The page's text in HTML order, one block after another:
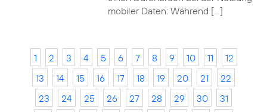
mobiler Daten: Während […]
1 2 3 4 5 6 7 8 9 10 11
12
13
14 15 16 17 18 19 20 21
22
23
24 25 26 27 28 29 30
31